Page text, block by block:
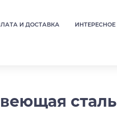
И ДОСТАВКА ИНТЕРЕСНОЕ
сталь